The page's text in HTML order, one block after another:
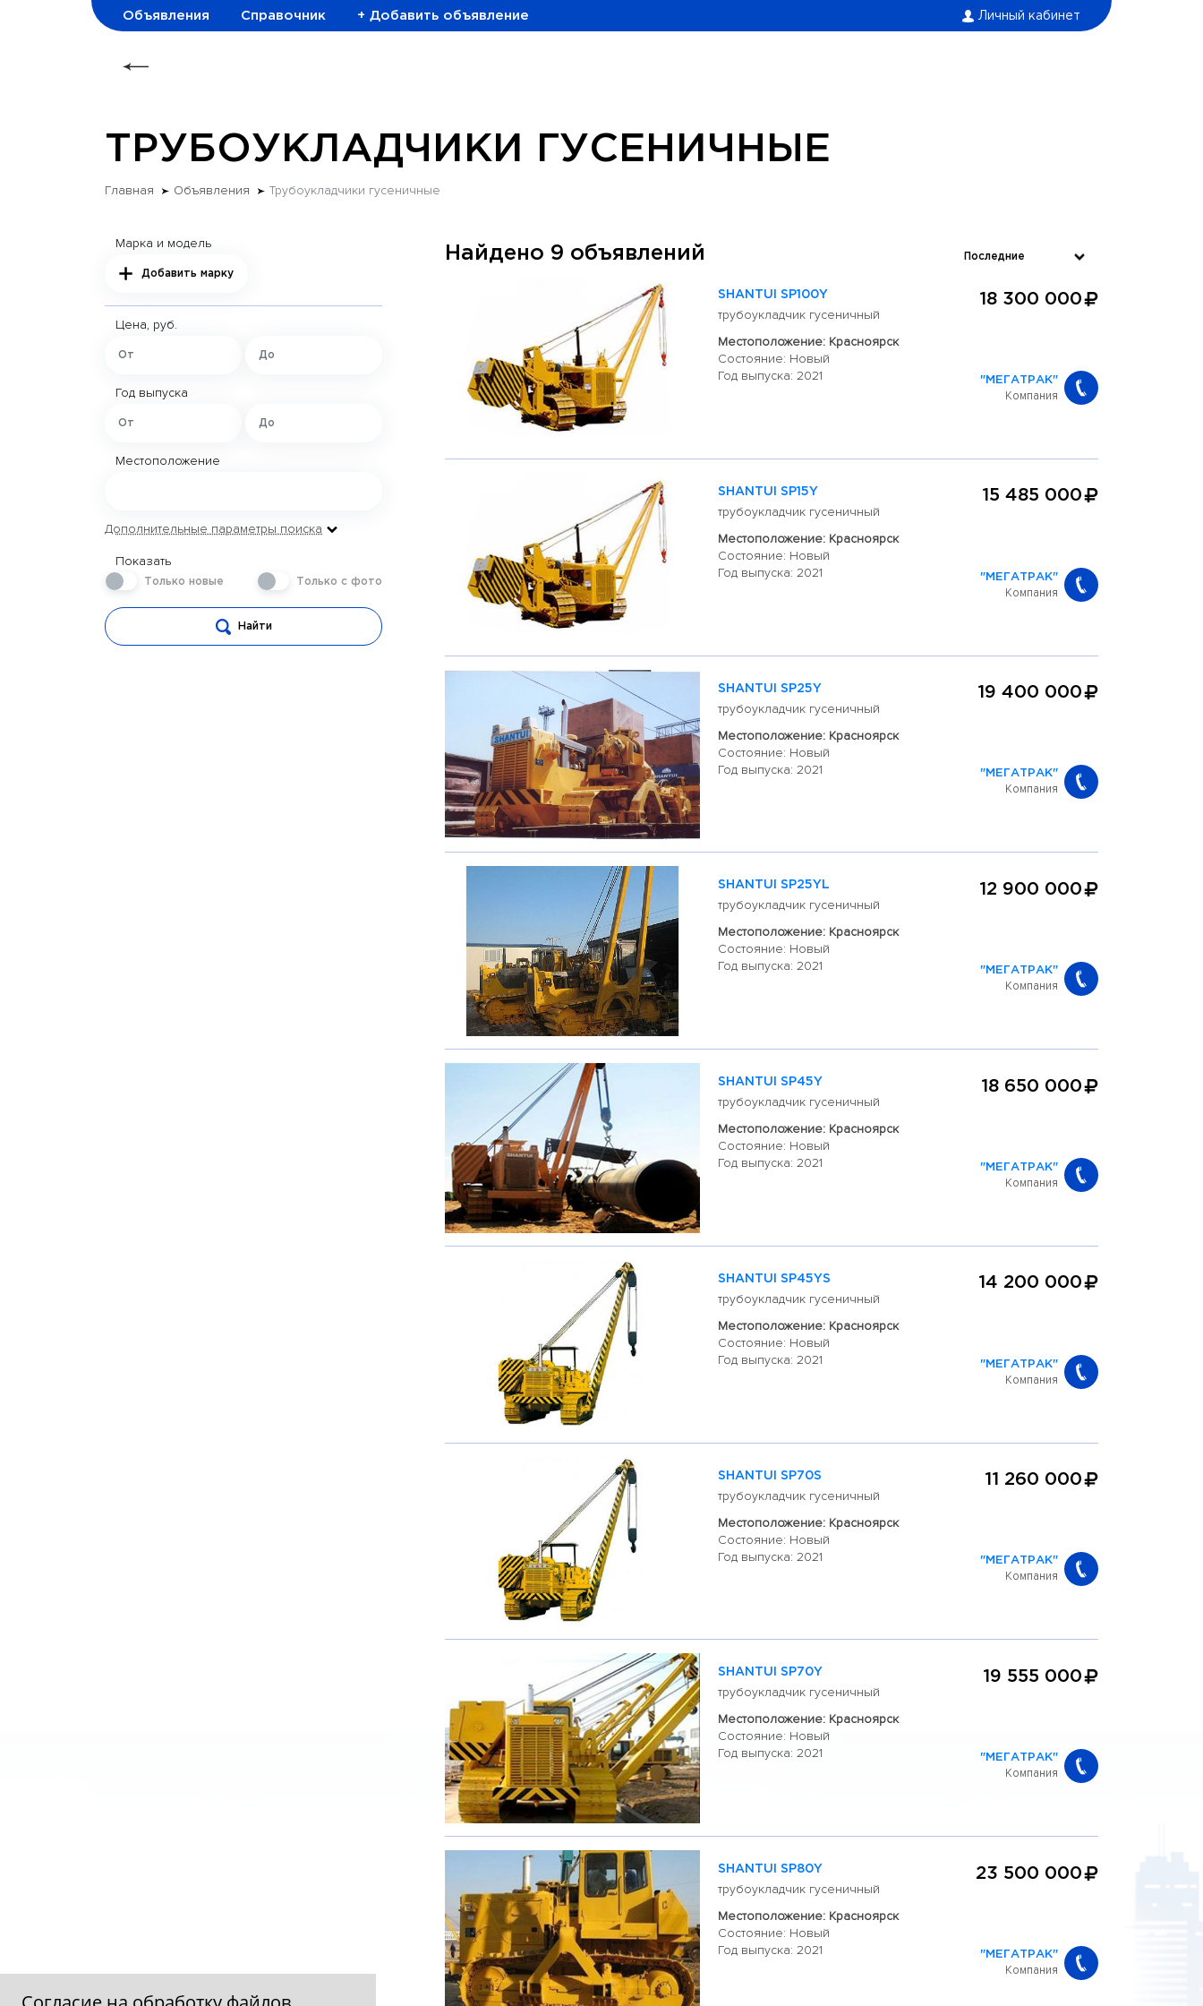
Объявления Справочник + Добавить объявление Личный кабинет
ТРУБОУКЛАДЧИКИ ГУСЕНИЧНЫЕ
Главная Объявления Трубоукладчики гусеничные
Марка и модель
Добавить марку
Цена, руб.
Год выпуска
Местоположение
Дополнительные параметры поиска
Показать
Только новые Только с фото
Найти
Найдено 9 объявлений
SHANTUI SP100Y
трубоукладчик гусеничный
Местоположение: Красноярск
Состояние: Новый
Год выпуска: 2021
18 300 000
"МЕГАТРАК"
Компания
SHANTUI SP15Y
трубоукладчик гусеничный
Местоположение: Красноярск
Состояние: Новый
Год выпуска: 2021
15 485 000
"МЕГАТРАК"
Компания
SHANTUI SP25Y
трубоукладчик гусеничный
Местоположение: Красноярск
Состояние: Новый
Год выпуска: 2021
19 400 000
"МЕГАТРАК"
Компания
SHANTUI SP25YL
трубоукладчик гусеничный
Местоположение: Красноярск
Состояние: Новый
Год выпуска: 2021
12 900 000
"МЕГАТРАК"
Компания
SHANTUI SP45Y
трубоукладчик гусеничный
Местоположение: Красноярск
Состояние: Новый
Год выпуска: 2021
18 650 000
"МЕГАТРАК"
Компания
SHANTUI SP45YS
трубоукладчик гусеничный
Местоположение: Красноярск
Состояние: Новый
Год выпуска: 2021
14 200 000
"МЕГАТРАК"
Компания
SHANTUI SP70S
трубоукладчик гусеничный
Местоположение: Красноярск
Состояние: Новый
Год выпуска: 2021
11 260 000
"МЕГАТРАК"
Компания
SHANTUI SP70Y
трубоукладчик гусеничный
Местоположение: Красноярск
Состояние: Новый
Год выпуска: 2021
19 555 000
"МЕГАТРАК"
Компания
SHANTUI SP80Y
трубоукладчик гусеничный
Местоположение: Красноярск
Состояние: Новый
Год выпуска: 2021
23 500 000
"МЕГАТРАК"
Компания